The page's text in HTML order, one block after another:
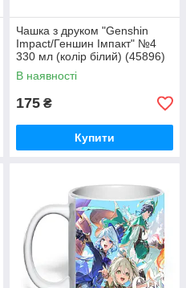
Чашка з друком "Genshin
Impact/Геншин Імпакт" №4
330 мл (колір білий) (45896)
В наявності
175 ₴
Купити